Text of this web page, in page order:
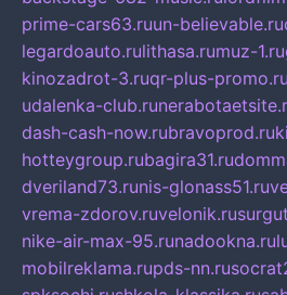
prime-cars63.ruun-believable.ru
legardoauto.rulithasa.rumuz-1.ru
kinozadrot-3.ruqr-plus-promo.ru
udalenka-club.ru
dash-cash-now.rubravoprod.ru
hotteygroup.rubagira31.ru
dveriland73.runis-glonass51.ru
vrema-zdorov.ruvelonik.ru
nike-air-max-95.runadookna.ru
mobilreklama.rupds-nn.ru